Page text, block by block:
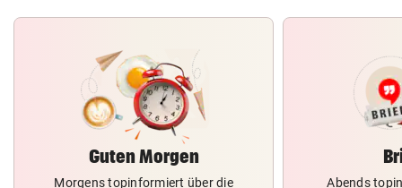
Guten Morgen
Morgens topinformiert über die Abends